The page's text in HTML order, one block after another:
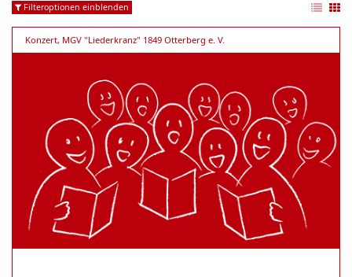
Filteroptionen einblenden
Konzert, MGV "Liederkranz" 1849 Otterberg e. V.